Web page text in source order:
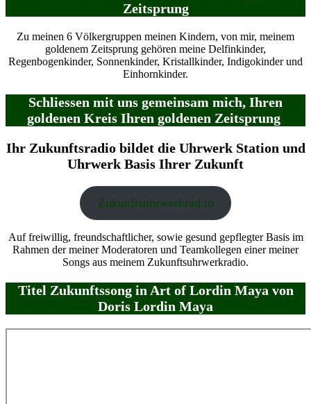
Zeitsprung
Zu meinen 6 Völkergruppen meinen Kindern, von mir, meinem
goldenem Zeitsprung gehören meine Delfinkinder,
Regenbogenkinder, Sonnenkinder, Kristallkinder, Indigokinder und
Einhornkinder.
Schliessen mit uns gemeinsam mich, Ihren
goldenen Kreis Ihren goldenen Zeitsprung
Ihr Zukunftsradio bildet die Uhrwerk Station und
Uhrwerk Basis Ihrer Zukunft
Zukunftsuhrwerkrad.io
Auf freiwillig, freundschaftlicher, sowie gesund gepflegter Basis im
Rahmen der meiner Moderatoren und Teamkollegen einer meiner
Songs aus meinem Zukunftsuhrwerkradio.
Titel Zukunftssong in Art of Lordin Maya von
Doris Lordin Maya